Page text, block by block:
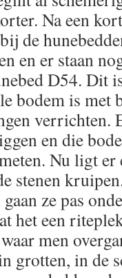
Na een
de
en er staan
D54. Dit
bodem is met
verrichten.
en die
Nu ligt er
stenen
ze pas
het een
men
grotten, in de